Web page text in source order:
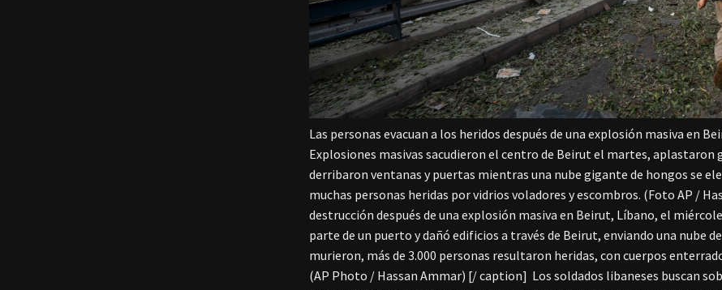
Las personas evacuan a los heridos después de una explosión masiva en
Explosiones masivas sacudieron el centro de Beirut el martes,
derribaron ventanas y puertas mientras una nube gigante de hongos se
muchas personas heridas por vidrios voladores y escombros. (Foto AP /
destrucción después de una explosión masiva en Beirut, Líbano, el
parte de un puerto y dañó edificios a través de Beirut, enviando una nube
murieron, más de 3.000 personas resultaron heridas, con cuerpos
(AP Photo / Hassan Ammar) [/ caption] Los soldados libaneses buscan